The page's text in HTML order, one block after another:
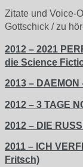
Zitate und Voice-
Gottschick / zu
2012 – 2021
die Science
2013 –
2012 – 3 TAGE
2012 – DIE
2011 – ICH
Fritsch)